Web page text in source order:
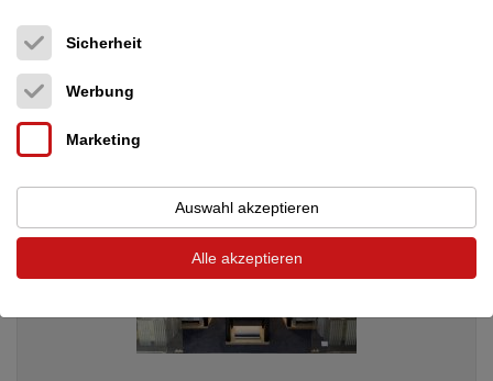
Preis auf Anfrage
Sicherheit
Werbung
Marketing
Auswahl akzeptieren
Alle akzeptieren